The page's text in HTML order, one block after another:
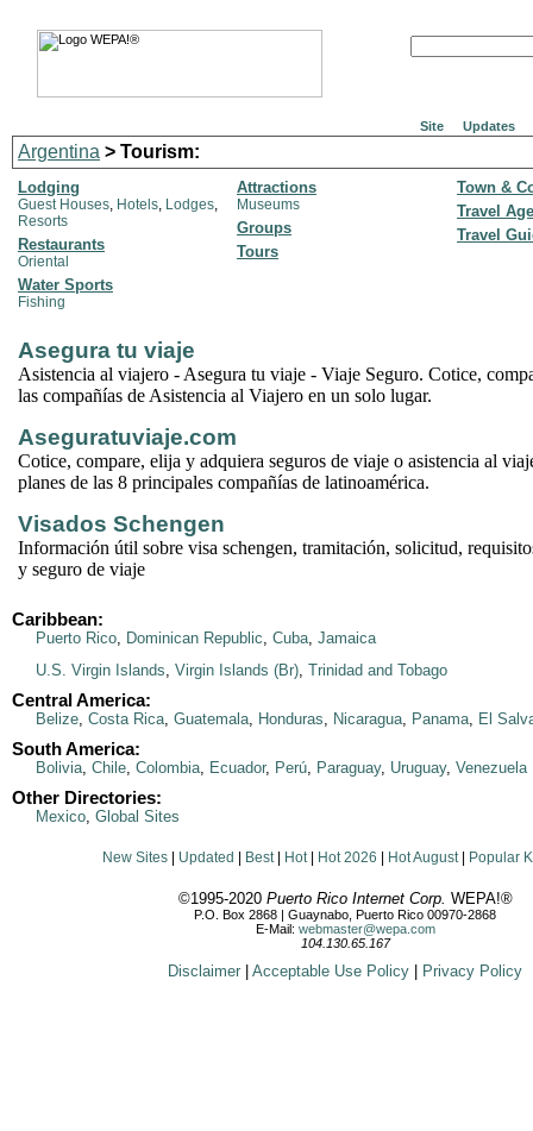
Site Updates
Argentina > Tourism:
Lodging
Guest Houses, Hotels, Lodges,
Resorts
Restaurants
Oriental
Water Sports
Fishing
Attractions
Museums
Groups
Tours
Town &
Travel
Travel
Asegura tu viaje
Asistencia al viajero - Asegura tu viaje - Viaje Seguro. Cotice,
las compañías de Asistencia al Viajero en un solo lugar.
Aseguratuviaje.com
Cotice, compare, elija y adquiera seguros de viaje o asistencia al
planes de las 8 principales compañías de latinoamérica.
Visados Schengen
Información útil sobre visa schengen, tramitación, solicitud,
y seguro de viaje
Caribbean:
Puerto Rico, Dominican Republic, Cuba, Jamaica
U.S. Virgin Islands, Virgin Islands (Br), Trinidad and Tobago
Central America:
Belize, Costa Rica, Guatemala, Honduras, Nicaragua, Panama, El
South America:
Bolivia, Chile, Colombia, Ecuador, Perú, Paraguay, Uruguay, Venezuela
Other Directories:
Mexico, Global Sites
New Sites Updated Best| Hot| Hot 2026 Hot August| Popular
©1995-2020 Puerto Rico Internet Corp. WEPA!®
P.O. Box 2868 | Guaynabo, Puerto Rico 00970-2868
E-Mail: webmaster@wepa.com
104.130.65.167
Disclaimer Acceptable Use Policy Privacy Policy